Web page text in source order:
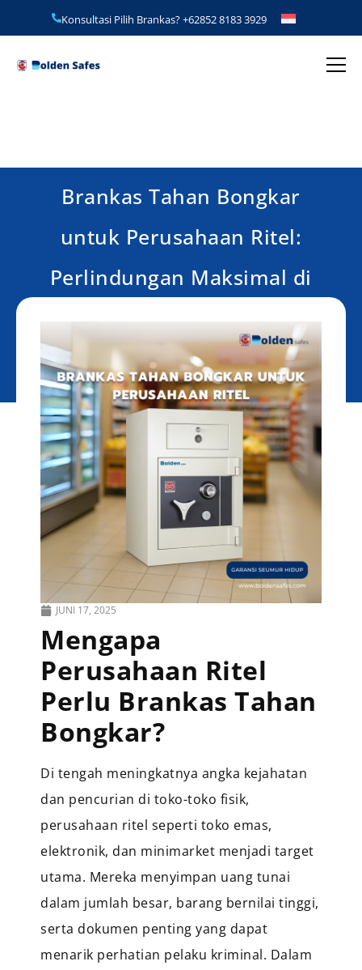
Konsultasi Pilih Brankas?+62852 8183 3929
Brankas Tahan Bongkar
untuk Perusahaan Ritel:
Perlindungan Maksimal di
Tengah Risiko Toko Fisik
JUNI 17, 2025
Mengapa
Perusahaan Ritel
Perlu Brankas Tahan
Bongkar?
Di tengah meningkatnya angka kejahatan
dan pencurian di toko-toko fisik,
perusahaan ritel seperti toko emas,
elektronik, dan minimarket menjadi target
utama. Mereka menyimpan uang tunai
dalam jumlah besar, barang bernilai tinggi,
serta dokumen penting yang dapat
menarik perhatian pelaku kriminal. Dalam